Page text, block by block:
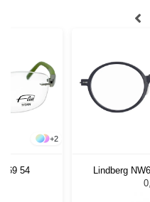
+2
54
Lindberg